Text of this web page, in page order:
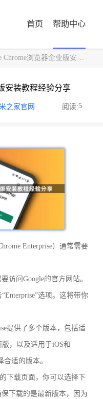
首页 帮助中心
浏览器企业版安装教程经验分享
安装教程经验分享
之家官网 阅读:5
Enterprise）通常需要
访问Google的官方网站。
选项。这将带你
提供了多个版本，包括适
版，以及适用于iOS和
适的版本。
下载页面，你可以选择下
下载的是最新版本，因为